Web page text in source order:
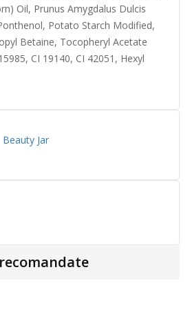
Oil, Prunus Amygdalus Dulcis
Potato Starch Modified,
Betaine, Tocopheryl Acetate
CI 19140, CI 42051, Hexyl
Beauty Jar